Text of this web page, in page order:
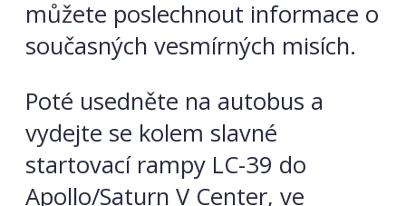
můžete poslechnout informace o
současných vesmírných misích.
Poté usedněte na autobus a
vydejte se kolem slavné
startovací rampy LC-39 do
Apollo/Saturn V Center, ve